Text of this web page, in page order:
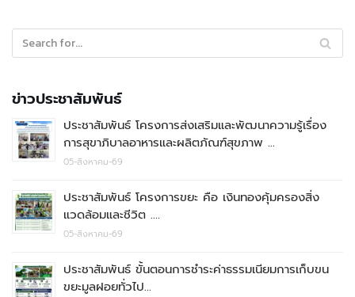
ข่าวประชาสัมพันธ์
ประชาสัมพันธ์ โครงการส่งเสริมและพัฒนาความรู้เรื่อง
การสุขาภิบาลอาหารและผลิตภัณฑ์สุขภาพ …
05-สิงหาคม-69
ประชาสัมพันธ์ โครงการขยะ คือ เงินทองคุ้มครองสิ่ง
แวดล้อมและชีวิต ….
05-สิงหาคม-69
ประชาสัมพันธ์ ขั้นตอนการชำระค่าธรรมเนียมการเก็บขน
ขยะมูลฝอยทั่วไป…